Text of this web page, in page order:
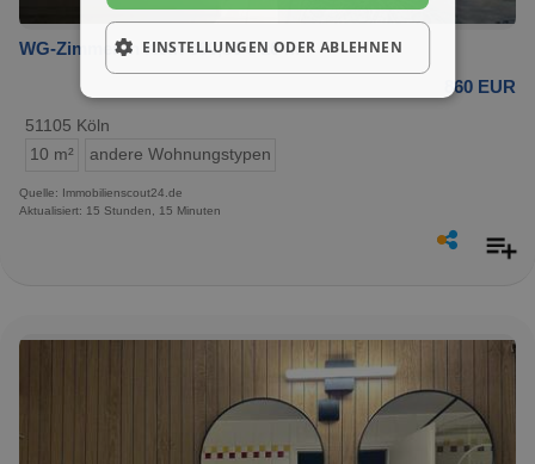
WG-Zimmer in Köln 860,00 € 10 m²
860 EUR
51105 Köln
10 m²
andere Wohnungstypen
Quelle: Immobilienscout24.de
Aktualisiert: 15 Stunden, 15 Minuten
EINSTELLUNGEN ODER ABLEHNEN